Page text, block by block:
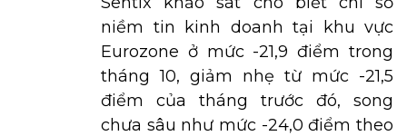
niềm tin kinh doanh tại khu vực
Eurozone ở mức -21,9 điểm trong
tháng 10, giảm nhẹ từ mức -21,5
điểm của tháng trước đó, song
chưa sâu như mức -24,0 điểm theo